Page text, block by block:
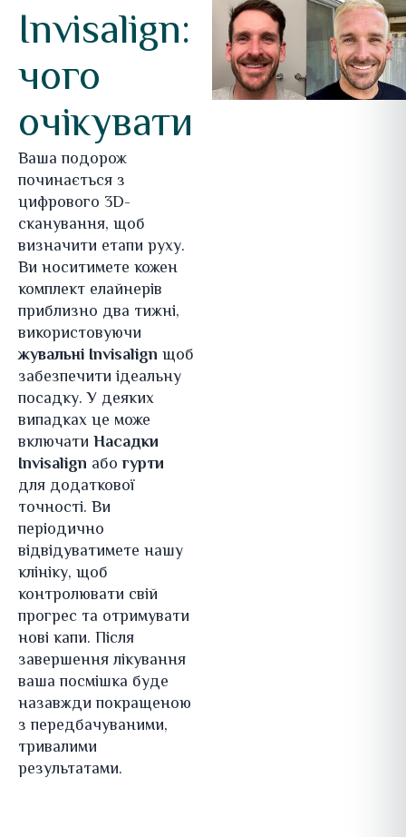
Invisalign:
чого
очікувати
Ваша подорож
починається з
цифрового 3D-
сканування, щоб
визначити етапи руху.
Ви носитимете кожен
комплект елайнерів
приблизно два тижні,
використовуючи
жувальні Invisalign щоб
забезпечити ідеальну
посадку. У деяких
випадках це може
включати Насадки
Invisalign абогурти
для додаткової
точності. Ви
періодично
відвідуватимете нашу
клініку, щоб
контролювати свій
прогрес та отримувати
нові капи. Після
завершення лікування
ваша посмішка буде
назавжди покращеною
з передбачуваними,
тривалими
результатами.